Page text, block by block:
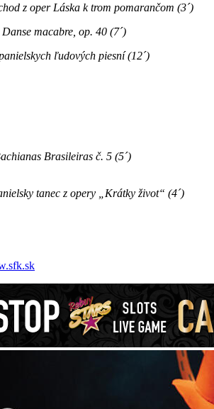
z oper Láska k trom pomarančom (3´)
Danse macabre, op. 40 (7´)
ľudových piesní (12´)
Brasileiras č. 5 (5´)
tanec z opery „Krátky život“ (4´)